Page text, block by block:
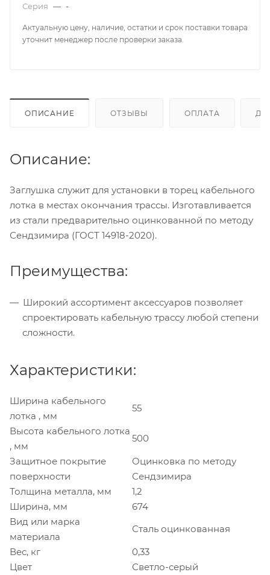
Серия — -
Актуальную цену, наличие, остатки и срок поставки товара
уточнит менеджер после проверки заказа.
ОПИСАНИЕ ОТЗЫВЫ ОПЛАТА
Описание:
Заглушка служит для установки в торец кабельного
лотка в местах окончания трассы. Изготавливается
из стали предварительно оцинкованной по методу
Сендзимира (ГОСТ 14918-2020).
Преимущества:
Широкий ассортимент аксессуаров позволяет
спроектировать кабельную трассу любой степени
сложности.
Характеристики:
Ширина кабельного
лотка , мм
55
Высота кабельного лотка
, мм
500
Защитное покрытие
поверхности
Оцинковка по методу
Сендзимира
Толщина металла, мм
1,2
Ширина, мм
674
Вид или марка
материала
Сталь оцинкованная
Вес, кг
0,33
Цвет
Светло-серый